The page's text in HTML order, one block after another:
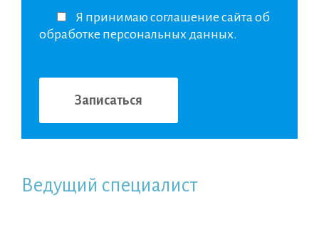
Я принимаю соглашение сайта об
обработке персональных данных.
Ведущий специалист